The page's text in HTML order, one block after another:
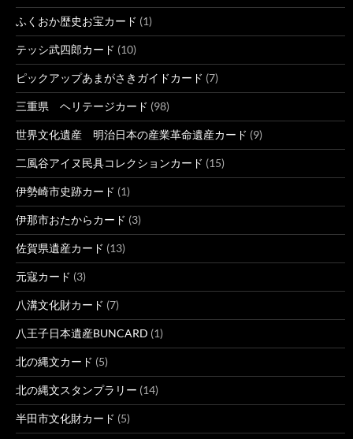
ふくおか歴史お宝カード (1)
テッシ武四郎カード (10)
ピックアップあまがさきガイドカード (7)
三重県 ヘリテージカード (98)
世界文化遺産 明治日本の産業革命遺産カード (9)
二風谷アイヌ民具コレクションカード (15)
伊勢崎市史跡カード (1)
伊那市おたからカード (3)
佐賀県遺産カード (13)
元寇カード (3)
八溝文化財カード (7)
八王子日本遺産BUNCARD (1)
北の縄文カード (5)
北の縄文スタンプラリー (14)
半田市文化財カード (5)